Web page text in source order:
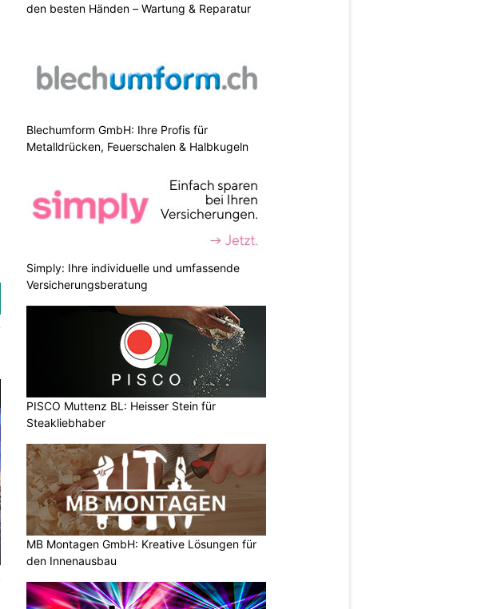
den besten Händen – Wartung & Reparatur
Blechumform GmbH: Ihre Profis für
Metalldrücken, Feuerschalen & Halbkugeln
Simply: Ihre individuelle und umfassende
Versicherungsberatung
PISCO Muttenz BL: Heisser Stein für
Steakliebhaber
MB Montagen GmbH: Kreative Lösungen für
den Innenausbau